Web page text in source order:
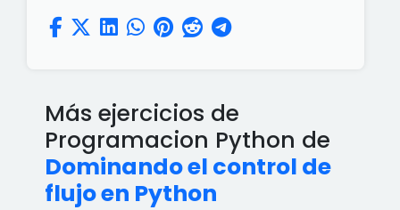
Más ejercicios de
Programacion Python de
Dominando el control de
flujo en Python